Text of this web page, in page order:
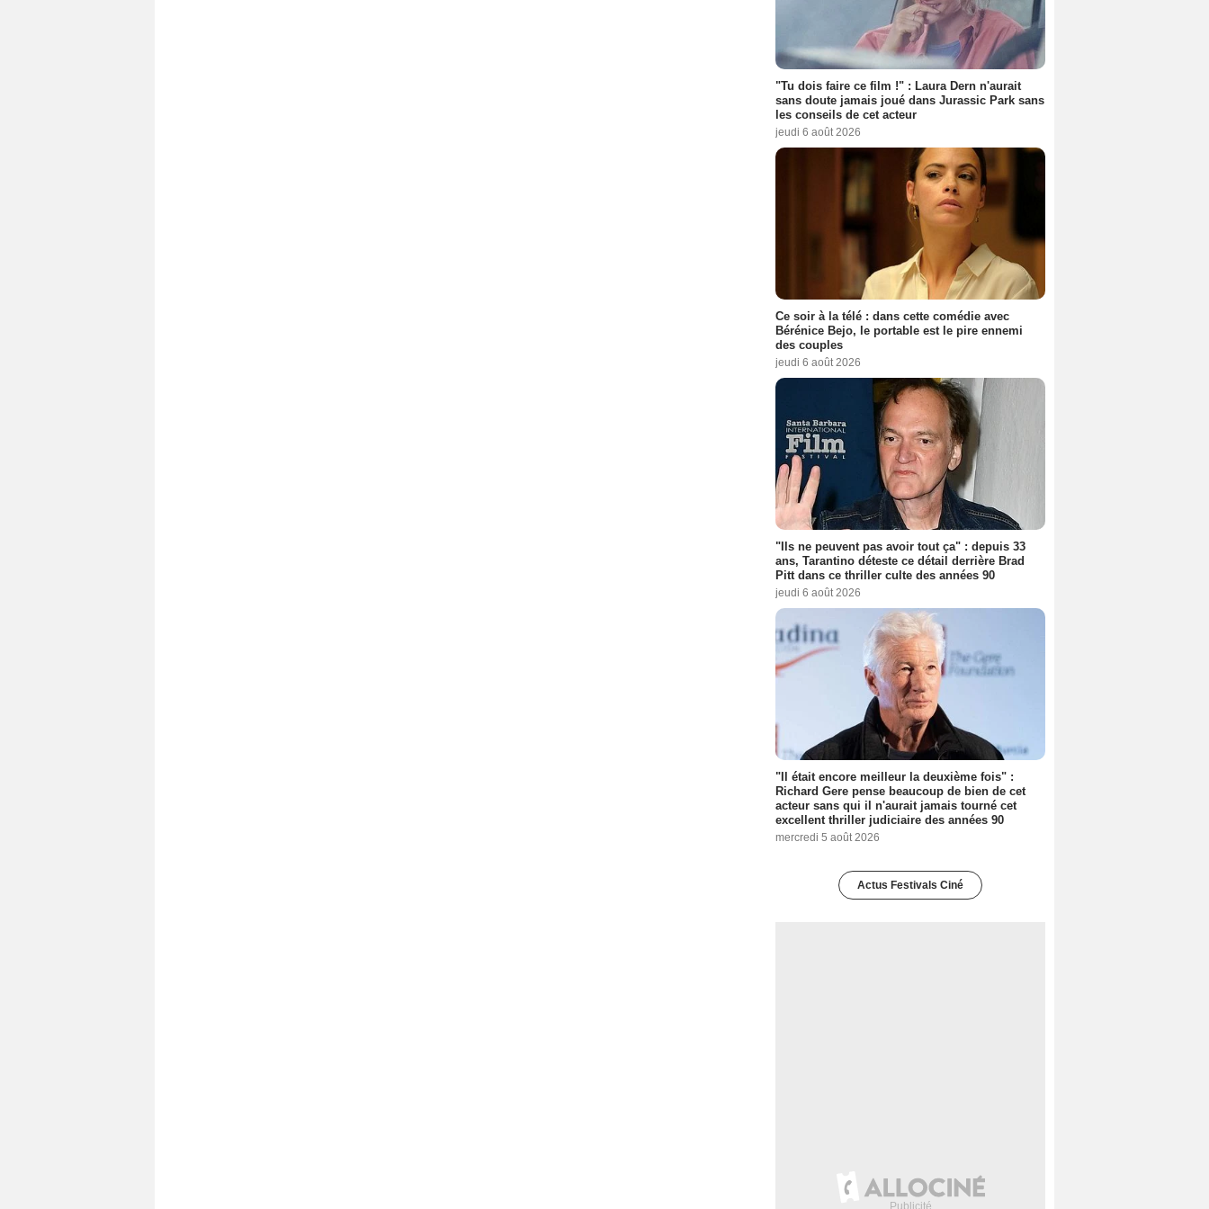
"Tu dois faire ce film !" : Laura Dern n'aurait
sans doute jamais joué dans Jurassic Park sans
les conseils de cet acteur
jeudi 6 août 2026
Ce soir à la télé : dans cette comédie avec
Bérénice Bejo, le portable est le pire ennemi
des couples
jeudi 6 août 2026
"Ils ne peuvent pas avoir tout ça" : depuis 33
ans, Tarantino déteste ce détail derrière Brad
Pitt dans ce thriller culte des années 90
jeudi 6 août 2026
"Il était encore meilleur la deuxième fois" :
Richard Gere pense beaucoup de bien de cet
acteur sans qui il n'aurait jamais tourné cet
excellent thriller judiciaire des années 90
mercredi 5 août 2026
Actus Festivals Ciné